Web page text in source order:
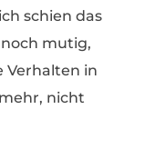
schien das
mutig,
Verhalten in
nicht